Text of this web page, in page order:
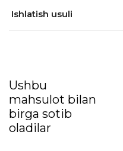
Ishlatish usuli
Ushbu
mahsulot bilan
birga sotib
oladilar